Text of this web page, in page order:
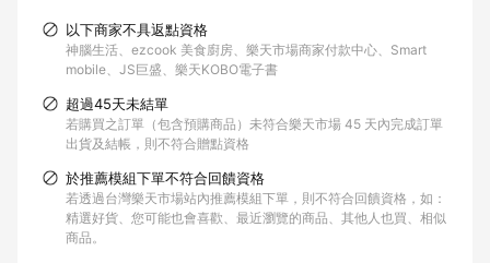
以下商家不具返點資格
神腦生活、ezcook 美食廚房、樂天市場商家付款中心、Smart
mobile、JS巨盛、樂天KOBO電子書
超過45天未結單
若購買之訂單（包含預購商品）未符合樂天市場 45 天內完成訂單
出貨及結帳，則不符合贈點資格
於推薦模組下單不符合回饋資格
若透過台灣樂天市場站內推薦模組下單，則不符合回饋資格，如：
精選好貨、您可能也會喜歡、最近瀏覽的商品、其他人也買、相似
商品。